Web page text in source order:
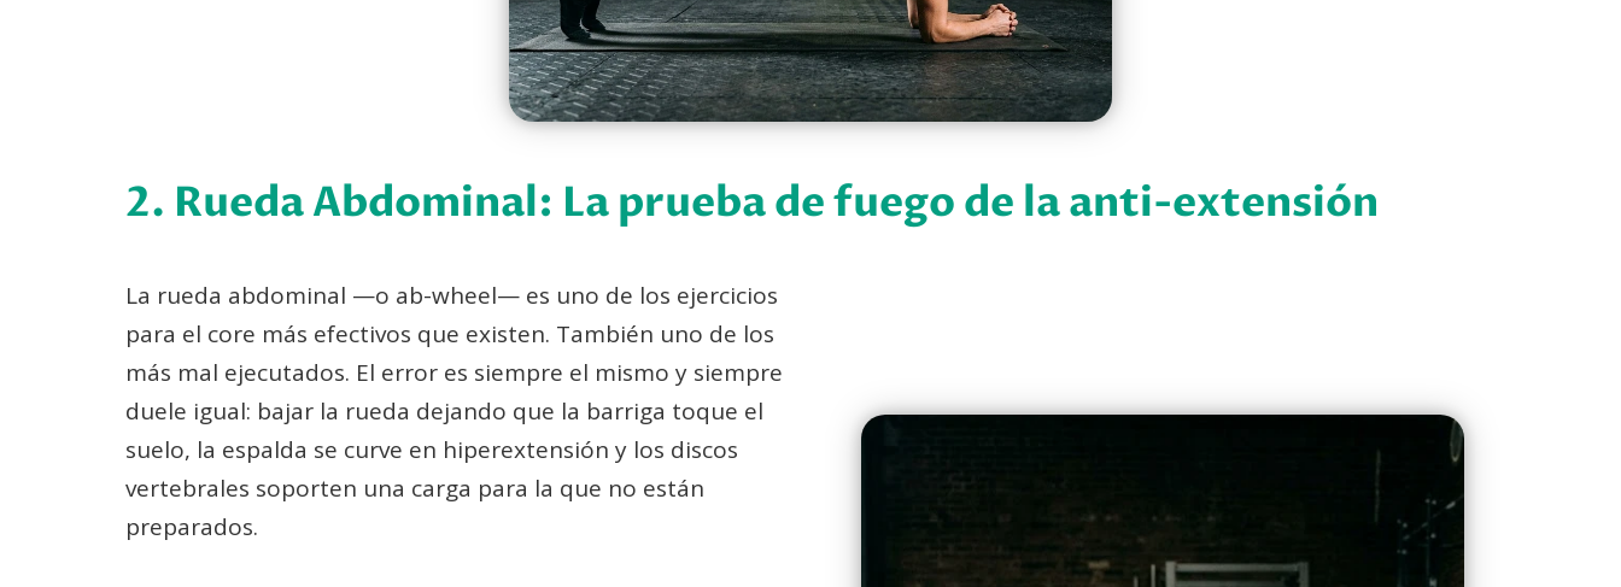
2. Rueda Abdominal: La prueba de fuego de la anti-extensión
La rueda abdominal —o ab-wheel— es uno de los ejercicios
para el core más efectivos que existen. También uno de los
más mal ejecutados. El error es siempre el mismo y siempre
duele igual: bajar la rueda dejando que la barriga toque el
suelo, la espalda se curve en hiperextensión y los discos
vertebrales soporten una carga para la que no están
preparados.